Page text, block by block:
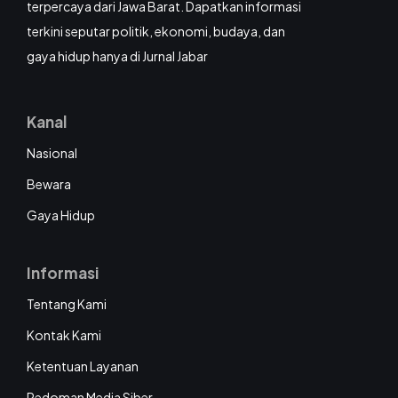
terpercaya dari Jawa Barat. Dapatkan informasi
terkini seputar politik, ekonomi, budaya, dan
gaya hidup hanya di Jurnal Jabar
Kanal
Nasional
Bewara
Gaya Hidup
Informasi
Tentang Kami
Kontak Kami
Ketentuan Layanan